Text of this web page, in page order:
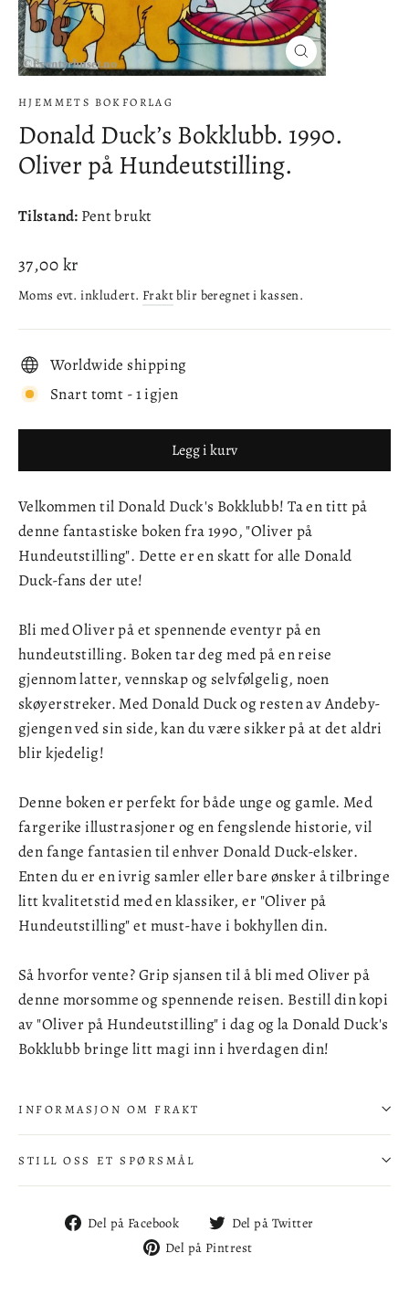
Lukke
(esc)
HJEMMETS BOKFORLAG
Donald Duck’s Bokklubb. 1990.
Oliver på Hundeutstilling.
Tilstand: Pent brukt
Ordinær
pris
37,00 kr
Moms evt. inkludert. Fraktblir beregnet i kassen.
Worldwide shipping
Snart tomt - 1 igjen
Legg i kurv
Velkommen til Donald Duck's Bokklubb! Ta en titt på
denne fantastiske boken fra 1990, "Oliver på
Hundeutstilling". Dette er en skatt for alle Donald
Duck-fans der ute!
Bli med Oliver på et spennende eventyr på en
hundeutstilling. Boken tar deg med på en reise
gjennom latter, vennskap og selvfølgelig, noen
skøyerstreker. Med Donald Duck og resten av Andeby-
gjengen ved sin side, kan du være sikker på at det aldri
blir kjedelig!
Denne boken er perfekt for både unge og gamle. Med
fargerike illustrasjoner og en fengslende historie, vil
den fange fantasien til enhver Donald Duck-elsker.
Enten du er en ivrig samler eller bare ønsker å tilbringe
litt kvalitetstid med en klassiker, er "Oliver på
Hundeutstilling" et must-have i bokhyllen din.
Så hvorfor vente? Grip sjansen til å bli med Oliver på
denne morsomme og spennende reisen. Bestill din kopi
av "Oliver på Hundeutstilling" i dag og la Donald Duck's
Bokklubb bringe litt magi inn i hverdagen din!
INFORMASJON OM FRAKT
STILL OSS ET SPØRSMÅL
Del på Facebook
Del
på
Del på Twitter
Del på Pintrest